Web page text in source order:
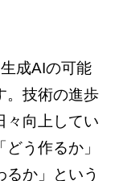
成AIの可能
。技術の進歩
々向上してい
う作るか」
るか」という